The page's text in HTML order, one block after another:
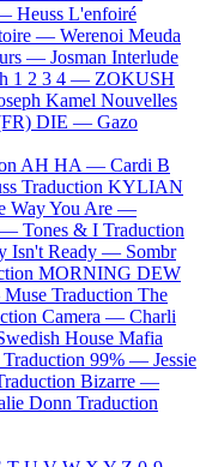
Heuss L'enfoiré
— Werenoi Meuda
— Josman Interlude
1 2 3 4 — ZOKUSH
Kamel Nouvelles
DIE — Gazo
AH HA — Cardi B
Traduction KYLIAN
Way You Are —
— Tones & I Traduction
Isn't Ready — Sombr
MORNING DEW
Muse Traduction The
Camera — Charli
House Mafia
Traduction 99% — Jessie
Bizarre —
Donn Traduction